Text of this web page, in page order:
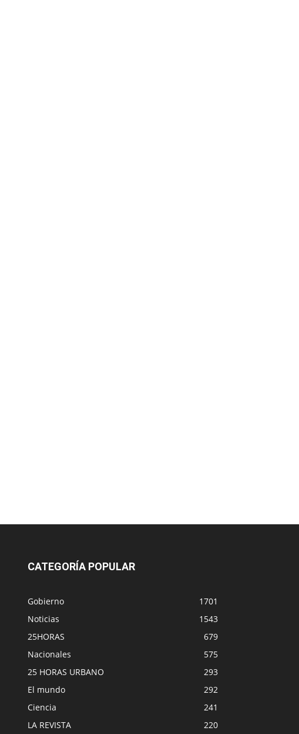
CATEGORÍA POPULAR
Gobierno
1701
Noticias
1543
25HORAS
679
Nacionales
575
25 HORAS URBANO
293
El mundo
292
Ciencia
241
LA REVISTA
220